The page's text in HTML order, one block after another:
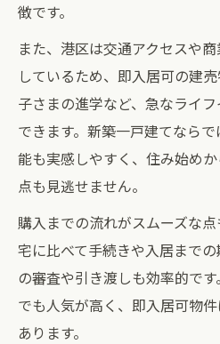
名古屋市港区の建売
建売住宅で実感でき
子育てしやすい建売
名古屋市港区の建売が人
港区建売が選ばれる
建売住宅が港区で注
新築一戸建てと建売
う
名古屋市港区での建
建売購入者が重視す
徴です。
また、港区は交通アクセスや
しているため、即入居可の建
子さまの進学など、急なライ
できます。新築一戸建てなら
能も実感しやすく、住み始め
点も見逃せません。
購入までの流れがスムーズな
宅に比べて手続きや入居まで
の審査や引き渡しも効率的で
でも人気が高く、即入居可物
あります。